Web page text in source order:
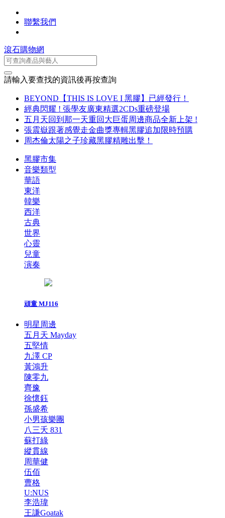
聯繫我們
滾石購物網
請輸入要查找的資訊後再按查詢
BEYOND【THIS IS LOVE I 黑膠】已經發行！
經典閃耀 ! 張學友廣東精選2CDs重磅登場
五月天回到那一天重回大巨蛋周邊商品全新上架 !
張震嶽跟著感覺走金曲獎專輯黑膠追加限時預購
周杰倫太陽之子珍藏黑膠精雕出擊！
黑膠市集
音樂類型
華語
東洋
韓樂
西洋
古典
世界
心靈
兒童
演奏
頑童 MJ116
明星周邊
五月天 Mayday
五堅情
九澤 CP
黃鴻升
陳零九
齊豫
徐懷鈺
孫盛希
小男孩樂團
八三夭 831
蘇打綠
縱貫線
周華健
伍佰
曹格
U:NUS
李浩瑋
王謙Goatak